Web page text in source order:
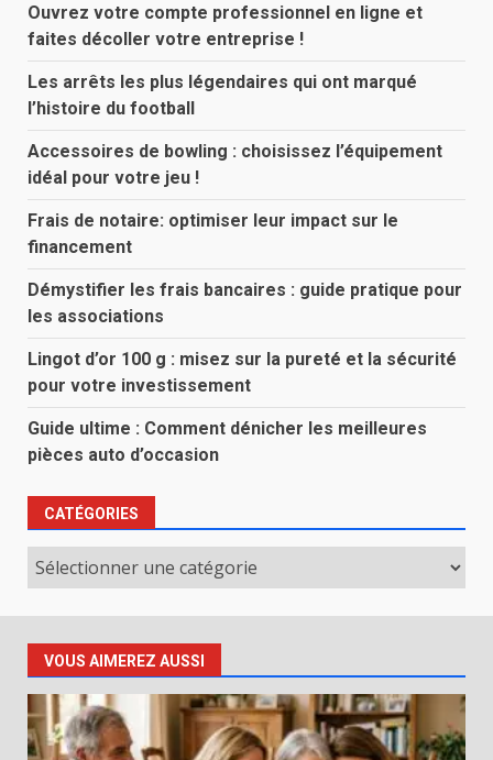
Ouvrez votre compte professionnel en ligne et
faites décoller votre entreprise !
Les arrêts les plus légendaires qui ont marqué
l’histoire du football
Accessoires de bowling : choisissez l’équipement
idéal pour votre jeu !
Frais de notaire: optimiser leur impact sur le
financement
Démystifier les frais bancaires : guide pratique pour
les associations
Lingot d’or 100 g : misez sur la pureté et la sécurité
pour votre investissement
Guide ultime : Comment dénicher les meilleures
pièces auto d’occasion
CATÉGORIES
Catégories
VOUS AIMEREZ AUSSI